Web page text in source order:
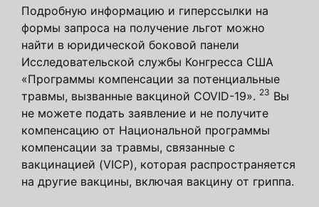
Подробную информацию и гиперссылки на
формы запроса на получение льгот можно
найти в юридической боковой панели
Исследовательской службы Конгресса США
«Программы компенсации за потенциальные
травмы, вызванные вакциной COVID-19». 23 Вы
не можете подать заявление и не получите
компенсацию от Национальной программы
компенсации за травмы, связанные с
вакцинацией (VICP), которая распространяется
на другие вакцины, включая вакцину от гриппа.